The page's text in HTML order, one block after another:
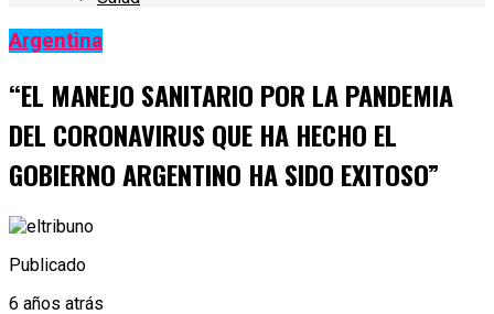
Argentina
“EL MANEJO SANITARIO POR LA PANDEMIA
DEL CORONAVIRUS QUE HA HECHO EL
GOBIERNO ARGENTINO HA SIDO EXITOSO”
Publicado
6 años atrás